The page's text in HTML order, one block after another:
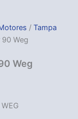
/ Tampa
90 Weg
Weg